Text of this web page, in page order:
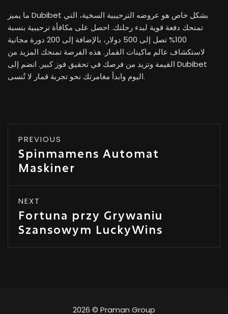
ما يميز Dubibet بشكل خاص هو عروضه الترحيبية السخية، التي
تمنحك دفعة قوية لبدء رحلتك. احصل على مكافأة ترحيبية بنسبة
100% تصل إلى 500 دولار، بالإضافة إلى 200 دورة مجانية
لاستكشاف عالم ماكينات القمار. هذه الفرصة تمنحك المزيد من
القيمة وتزيد من فرصك في تحقيق فوز كبير. انضم إلى Dubibet
اليوم وابدأ مغامرتك نحو تجربة قمار لا تُنسى.
PREVIOUS
Spinmamens Automat
Maskiner
NEXT
Fortuna przy Grywaniu
Szansowym LuckyWins
2026 © Praman Group